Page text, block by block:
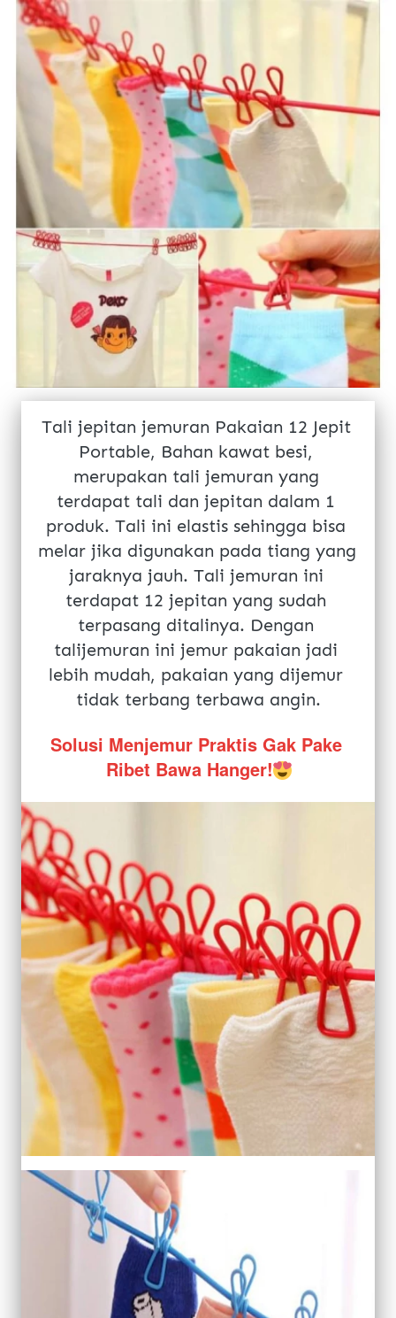
Tali jepitan jemuran Pakaian 12 Jepit
Portable, Bahan kawat besi,
merupakan tali jemuran yang
terdapat tali dan jepitan dalam 1
produk. Tali ini elastis sehingga bisa
melar jika digunakan pada tiang yang
jaraknya jauh. Tali jemuran ini
terdapat 12 jepitan yang sudah
terpasang ditalinya. Dengan
talijemuran ini jemur pakaian jadi
lebih mudah, pakaian yang dijemur
tidak terbang terbawa angin.
Solusi Menjemur Praktis Gak Pake
Ribet Bawa Hanger!